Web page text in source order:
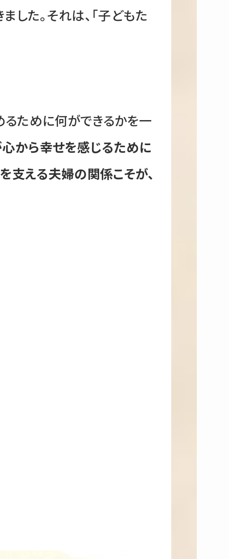
た。それは、「子どもた
ために何ができるかを一
心から幸せを感じるために
支える夫婦の関係こそが、